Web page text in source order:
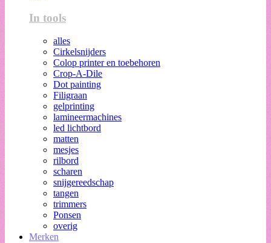
In tools
alles
Cirkelsnijders
Colop printer en toebehoren
Crop-A-Dile
Dot painting
Filigraan
gelprinting
lamineermachines
led lichtbord
matten
mesjes
rilbord
scharen
snijgereedschap
tangen
trimmers
Ponsen
overig
Merken